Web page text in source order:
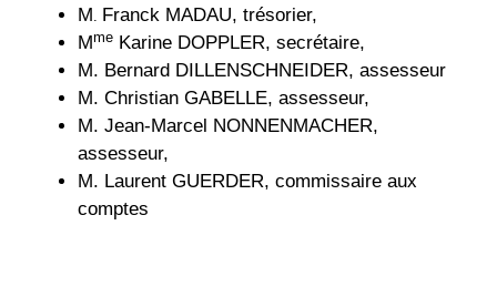
M . Franck MADAU, trésorier,
Mme Karine DOPPLER, secrétaire,
M. Bernard DILLENSCHNEIDER, assesseur
M. Christian GABELLE, assesseur,
M. Jean-Marcel NONNENMACHER,
assesseur,
M. Laurent GUERDER, commissaire aux
comptes